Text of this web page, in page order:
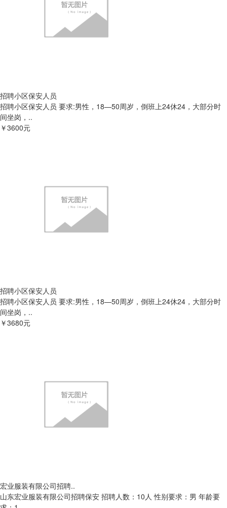
招聘小区保安人员
招聘小区保安人员 要求:男性，18—50周岁，倒班上24休24，大部分时
间坐岗，..
￥3600元
招聘小区保安人员
招聘小区保安人员 要求:男性，18—50周岁，倒班上24休24，大部分时
间坐岗，..
￥3680元
宏业服装有限公司招聘..
山东宏业服装有限公司招聘保安 招聘人数：10人 性别要求：男 年龄要